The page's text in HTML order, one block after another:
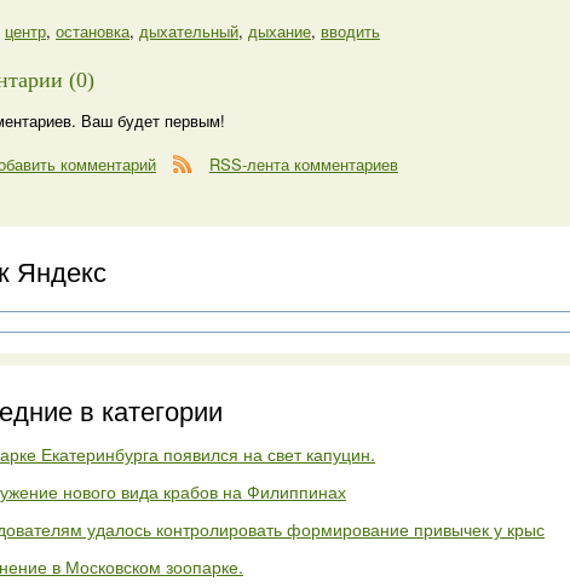
центр, остановка, дыхательный, дыхание, вводить
(0)
Ваш будет первым!
комментарий
RSS-лента комментариев
Яндекс
в категории
Екатеринбурга появился на свет капуцин.
нового вида крабов на Филиппинах
удалось контролировать формирование привычек у крыс
в Московском зоопарке.